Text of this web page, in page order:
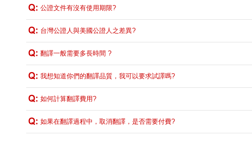
公證文件有沒有使用期限?
台灣公證人與美國公證人之差異?
翻譯一般需要多長時間 ?
我想知道你們的翻譯品質，我可以要求試譯嗎?
如何計算翻譯費用?
如果在翻譯過程中，取消翻譯，是否需要付費?